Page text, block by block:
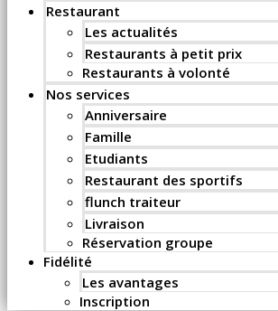
Restaurant
Les actualités
Restaurants à petit prix
Restaurants à volonté
Nos services
Anniversaire
Famille
Etudiants
Restaurant des sportifs
flunch traiteur
Livraison
Réservation groupe
Fidélité
Les avantages
Inscription